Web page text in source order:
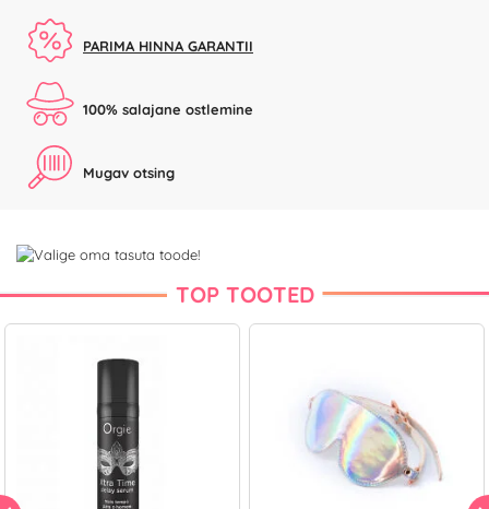
PARIMA HINNA GARANTII
100% salajane ostlemine
Mugav otsing
TOP TOOTED